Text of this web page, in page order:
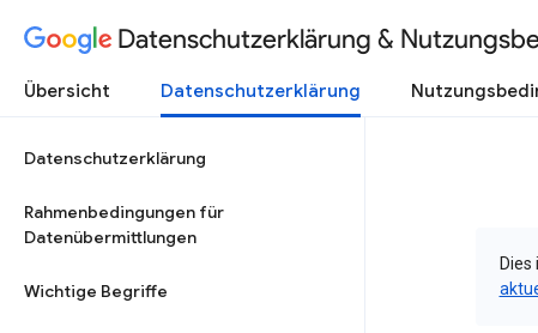
Datenschutzerklärung &
Übersicht Datenschutzerklärung
Datenschutzerklärung
Rahmenbedingungen für
Datenübermittlungen
Wichtige Begriffe